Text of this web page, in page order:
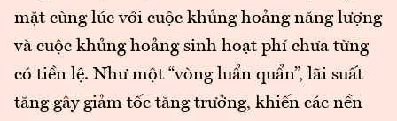
mặt cùng lúc với cuộc khủng hoảng năng lượng
và cuộc khủng hoảng sinh hoạt phí chưa từng
có tiền lệ. Như một “vòng luẩn quẩn”, lãi suất
tăng gây giảm tốc tăng trưởng, khiến các nền